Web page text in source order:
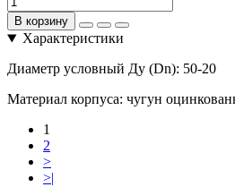
В корзину
Характеристики
Диаметр условный Ду (Dn): 50-20
Материал корпуса: чугун
1
2
>
>|